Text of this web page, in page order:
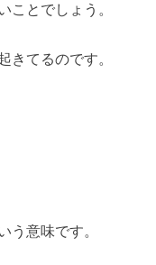
ことでしょう。
きてるのです。
う意味です。